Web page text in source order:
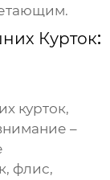
Курток:
курток,
–
флис,